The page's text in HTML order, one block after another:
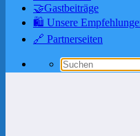
🤝Gastbeiträge
🛍️ Unsere
🔗 Partnerseiten